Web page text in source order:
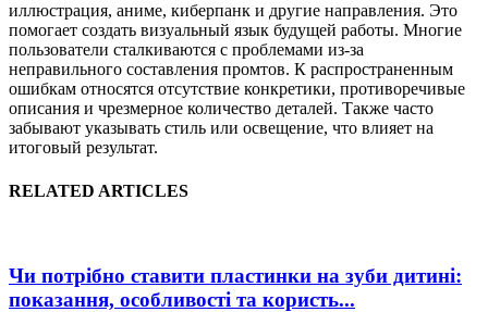
иллюстрация, аниме, киберпанк и другие направления. Это
помогает создать визуальный язык будущей работы. Многие
пользователи сталкиваются с проблемами из-за
неправильного составления промтов. К распространенным
ошибкам относятся отсутствие конкретики, противоречивые
описания и чрезмерное количество деталей. Также часто
забывают указывать стиль или освещение, что влияет на
итоговый результат.
RELATED ARTICLES
Чи потрібно ставити пластинки на зуби дитині:
показання, особливості та користь...